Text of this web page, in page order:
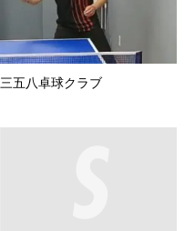
三五八卓球クラブ